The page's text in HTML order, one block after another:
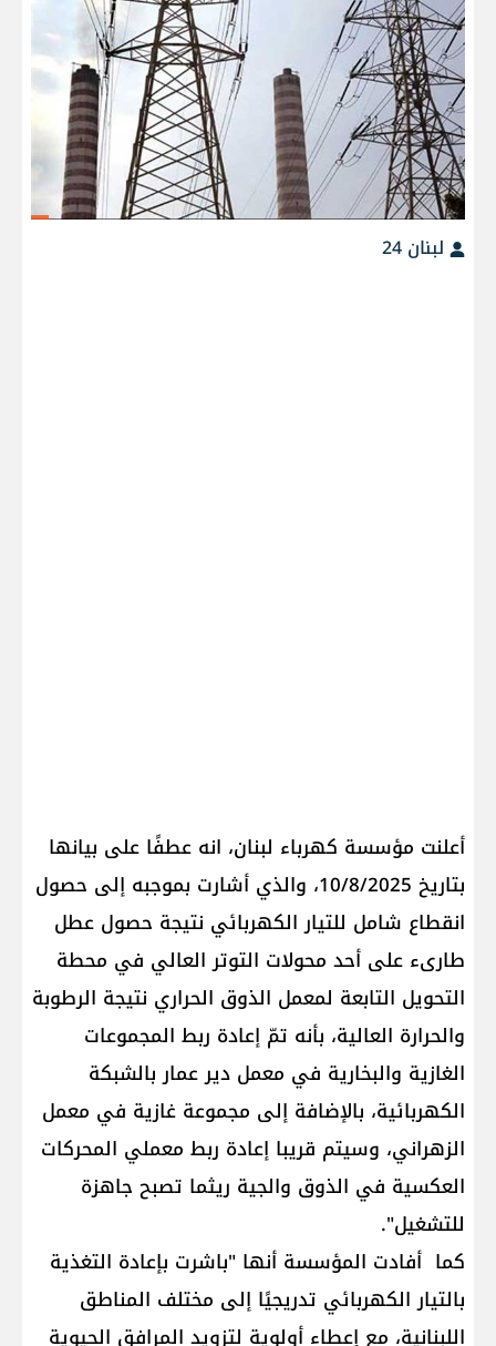
لبنان 24
أعلنت مؤسسة كهرباء لبنان، انه عطفًا على بيانها
بتاريخ 10/8/2025، والذي أشارت بموجبه إلى حصول
انقطاع شامل للتيار الكهربائي نتيجة حصول عطل
طارىء على أحد محولات التوتر العالي في محطة
التحويل التابعة لمعمل الذوق الحراري نتيجة الرطوبة
والحرارة العالية، بأنه تمّ إعادة ربط المجموعات
الغازية والبخارية في معمل دير عمار بالشبكة
الكهربائية، بالإضافة إلى مجموعة غازية في معمل
الزهراني، وسيتم قريبا إعادة ربط معملي المحركات
العكسية في الذوق والجية ريثما تصبح جاهزة
للتشغيل".
كما أفادت المؤسسة أنها "باشرت بإعادة التغذية
بالتيار الكهربائي تدريجيًا إلى مختلف المناطق
اللبنانية، مع إعطاء أولوية لتزويد المرافق الحيوية